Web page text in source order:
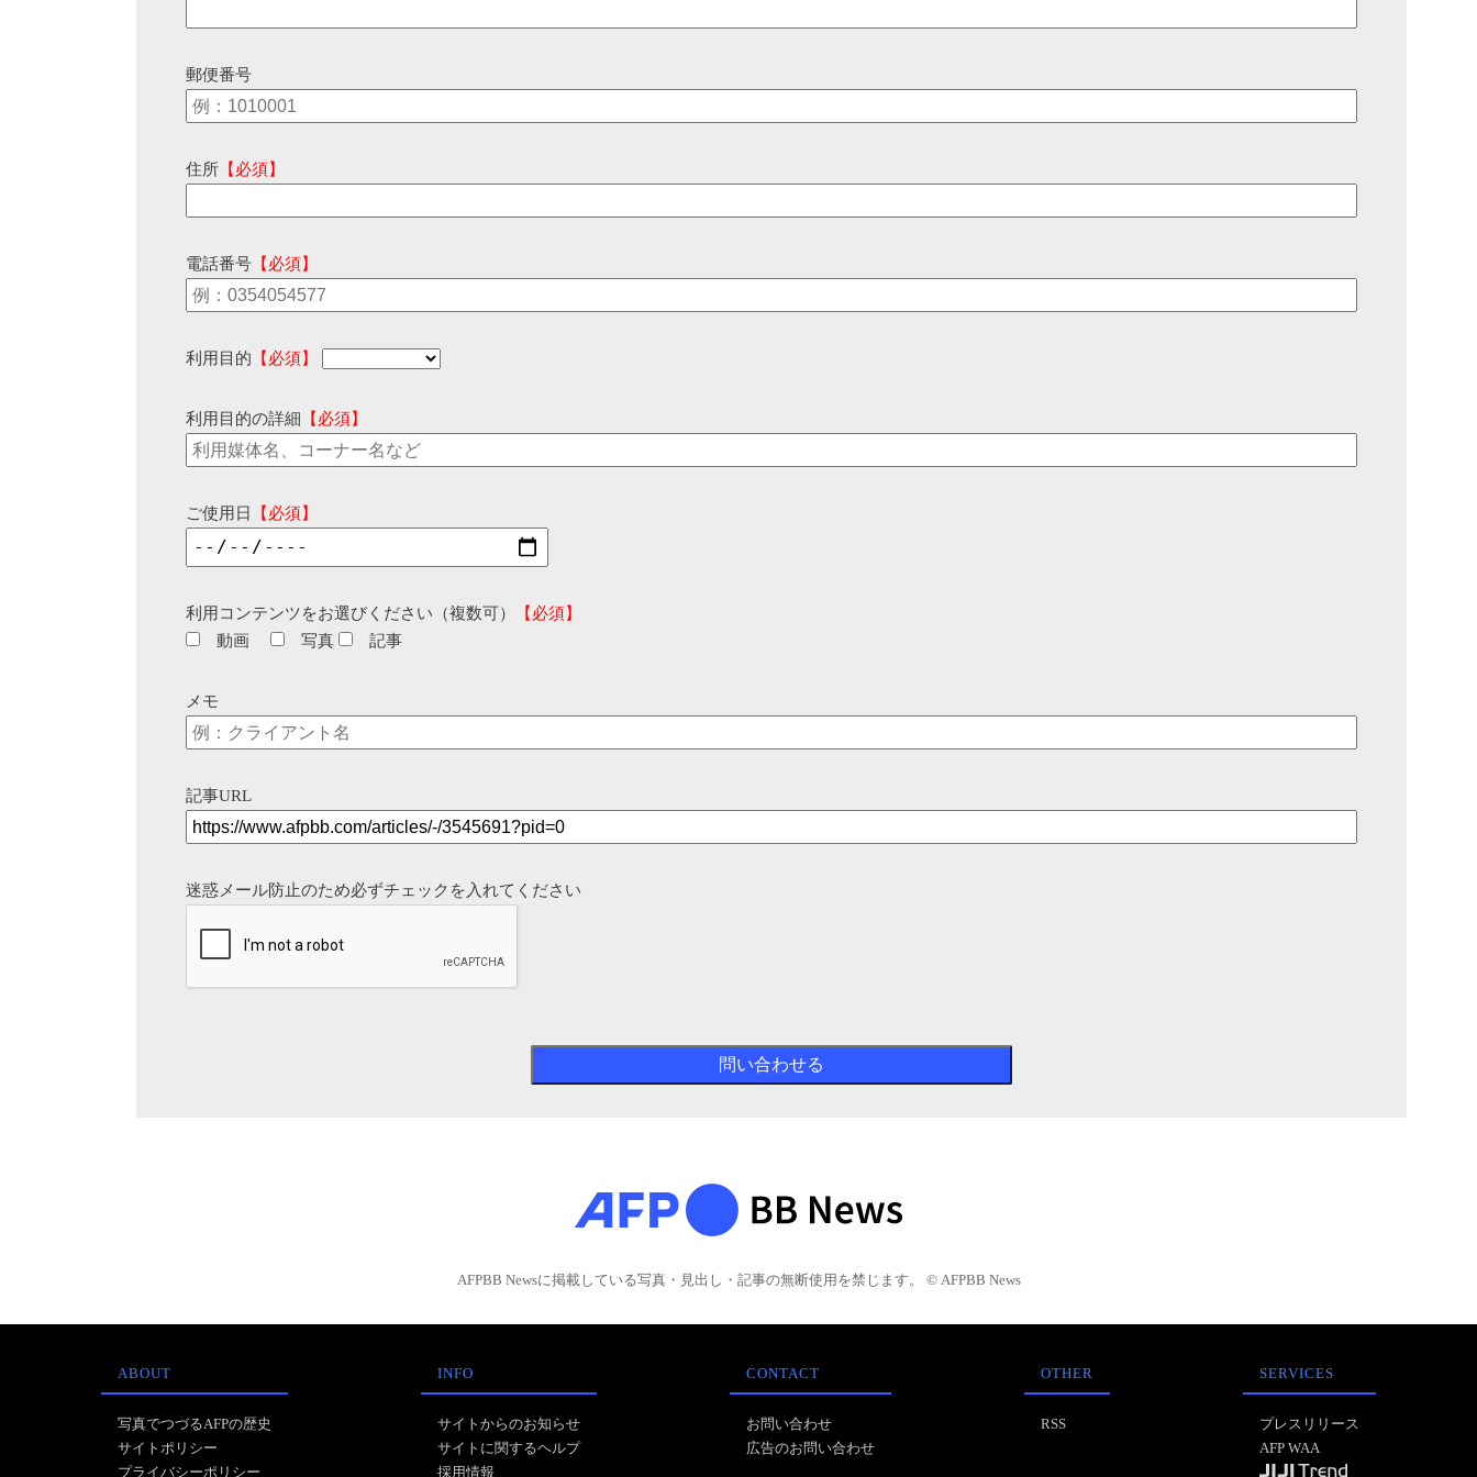
郵便番号
住所 【必須】
電話番号 【必須】
利用目的 【必須】
利用目的の詳細 【必須】
ご使用日 【必須】
利用コンテンツをお選びください（複数可）
【必須】
動画
写真 記事
メモ
記事URL
迷惑メール防止のため必ずチェックを入れてください
AFPBB Newsに掲載している写真・見出し・記事の無断使用を禁じます。 © AFPBB News
ABOUT
写真でつづるAFPの歴史
サイトポリシー
プライバシーポリシー
INFO
サイトからのお知らせ
サイトに関するヘルプ
採用情報
CONTACT
お問い合わせ
広告のお問い合わせ
OTHER
RSS
SERVICES
プレスリリース
AFP WAA